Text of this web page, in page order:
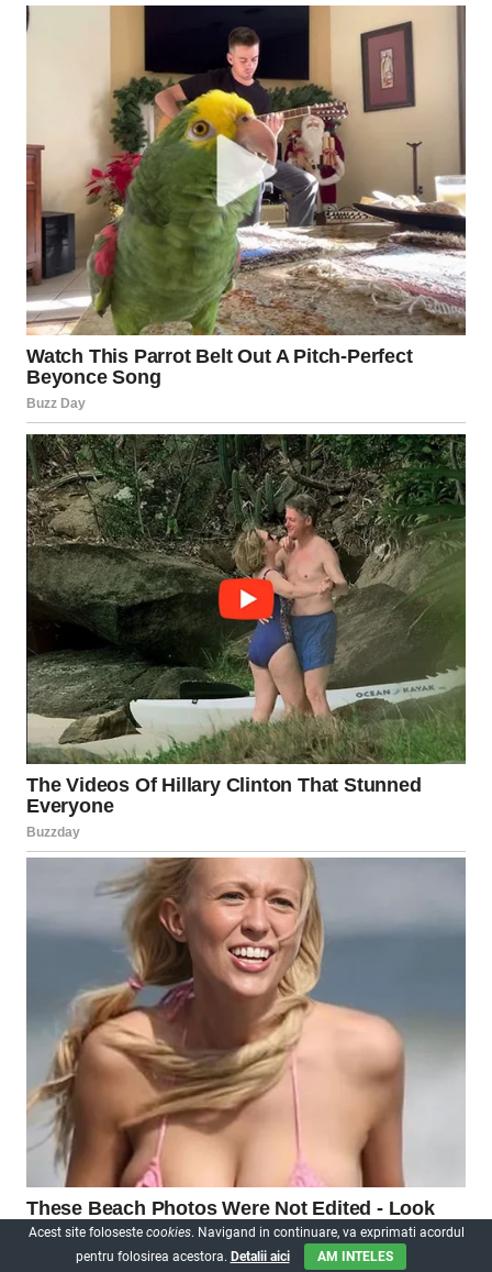
Acest site foloseste cookies. Navigand in continuare, va exprimati acordul
pentru folosirea acestora. Detalii aici AM INTELES